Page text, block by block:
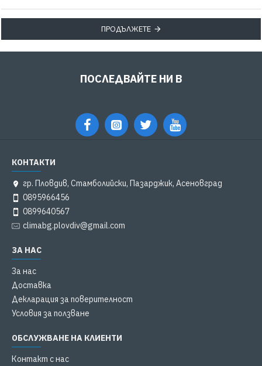
ПРОДЪЛЖЕТЕ
ПОСЛЕДВАЙТЕ НИ В
КОНТАКТИ
гр. Пловдив, Стамболийски, Пазарджик, Асеновград
0895966456
0899640567
climabg.plovdiv@gmail.com
ЗА НАС
За нас
Доставка
Декларация за поверителност
Условия за ползване
ОБСЛУЖВАНЕ НА КЛИЕНТИ
Контакт с нас